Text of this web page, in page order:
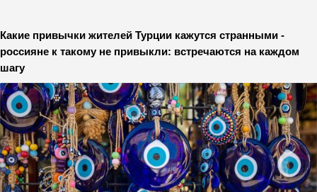
Какие привычки жителей Турции кажутся странными -
россияне к такому не привыкли: встречаются на каждом
шагу